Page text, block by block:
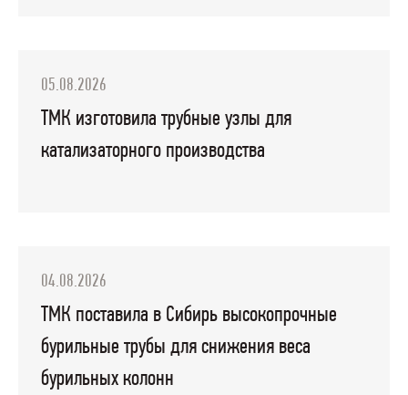
05.08.2026
ТМК изготовила трубные узлы для
катализаторного производства
04.08.2026
ТМК поставила в Сибирь высокопрочные
бурильные трубы для снижения веса
бурильных колонн